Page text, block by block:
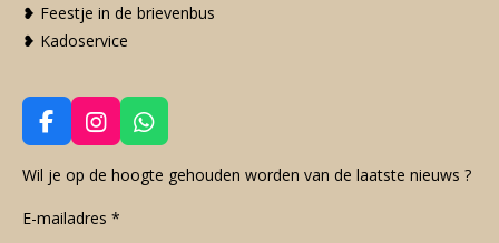
❥ Feestje in de brievenbus
❥ Kadoservice
F
a
c
b
I
n
s
a
W
h
a
Wil je op de hoogte gehouden worden van de laatste nieuws ?
E-mailadres *